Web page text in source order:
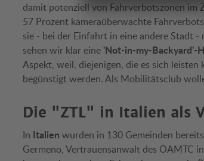
damit potenziell von Fahrverbotszonen
57 Prozent kameraüberwachte
sie - bei der Einfahrt in eine andere Stadt
sehen wir klar eine 'Not-in-my-Backyard'-
Aspekt, weil, diejenigen, die es sich
begünstigt werden. Als Mobilitätsclub
Die "ZTL" in Italien als
In Italien wurden in 130 Gemeinden
Germeno, Vertrauensanwalt des ÖAMTC